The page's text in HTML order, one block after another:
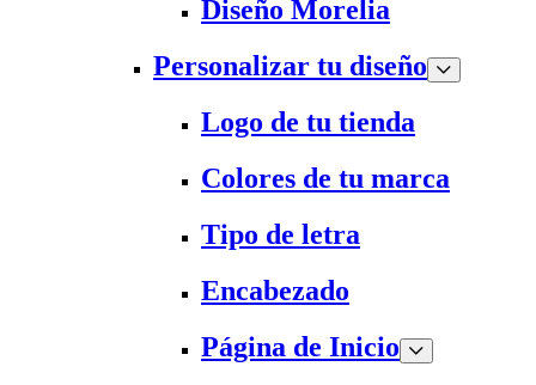
Diseño Morelia
Personalizar tu diseño
Logo de tu tienda
Colores de tu marca
Tipo de letra
Encabezado
Página de Inicio